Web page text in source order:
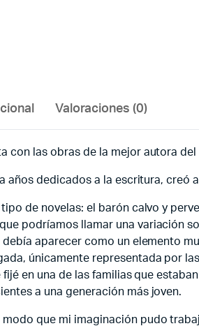
Valoraciones (0)
con las obras de la mejor autora
años dedicados a la escritura,
de novelas: el barón calvo y
podríamos llamar una variación
aparecer como un elemento
únicamente representada por
en una de las familias que
a una generación más joven.
que mi imaginación pudo